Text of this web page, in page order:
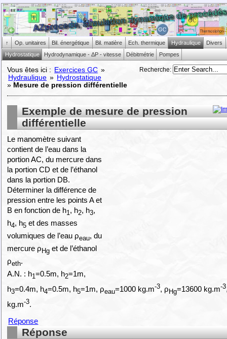
↑ Op. unitaires Bil. énergétique Bil. matière Ech. thermique Hydraulique
Divers
Hydrostatique
Hydrodynamique - ΔP - vitesse Débitmétrie Pompes
Recherche:
Vous êtes ici : Exercices GC »
Hydraulique » Hydrostatique
» Mesure de pression différentielle
Exemple de mesure de pression
différentielle
Le manomètre suivant
contient de l’eau dans la
portion AC, du mercure dans
la portion CD et de l’éthanol
dans la portion DB.
Déterminer la différence de
pression entre les points A et
B en fonction de h1, h2, h3,
h4, h5 et des masses
volumiques de l’eau ρeau, du
mercure ρ Hg et de l’éthanol
ρeth.
A.N. : h1=0.5m, h2=1m,
h3=0.4m, h4=0.5m, h5=1m, ρeau=1000 kg.m-3, ρ Hg=13600 kg.m-3
kg.m-3.
Réponse
Réponse